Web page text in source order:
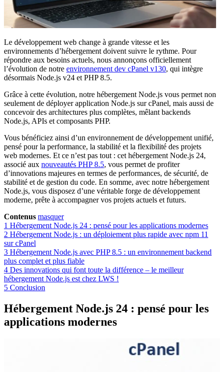
Le développement web change à grande vitesse et les
environnements d’hébergement doivent suivre le rythme. Pour
répondre aux besoins actuels, nous annonçons officiellement
l’évolution de notre environnement dev cPanel v130, qui intègre
désormais Node.js v24 et PHP 8.5.
Grâce à cette évolution, notre hébergement Node.js vous permet non
seulement de déployer application Node.js sur cPanel, mais aussi de
concevoir des architectures plus complètes, mêlant backends
Node.js, APIs et composants PHP.
Vous bénéficiez ainsi d’un environnement de développement unifié,
pensé pour la performance, la stabilité et la flexibilité des projets
web modernes. Et ce n’est pas tout : cet hébergement Node.js 24,
associé aux nouveautés PHP 8.5, vous permet de profiter
d’innovations majeures en termes de performances, de sécurité, de
stabilité et de gestion du code. En somme, avec notre hébergement
Node.js, vous disposez d’une véritable forge de développement
moderne, prête à accompagner vos projets actuels et futurs.
Contenus masquer
1 Hébergement Node.js 24 : pensé pour les applications modernes
2 Hébergement Node.js : un déploiement plus rapide avec npm 11
sur cPanel
3 Hébergement Node.js avec PHP 8.5 : un environnement backend
plus complet et plus fiable
4 Des innovations qui font toute la différence – le meilleur
hébergement Node.js est chez LWS !
5 Conclusion
Hébergement Node.js 24 : pensé pour les
applications modernes